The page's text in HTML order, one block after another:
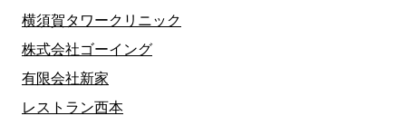
横須賀タワークリニック
株式会社ゴーイング
有限会社新家
レストラン西本